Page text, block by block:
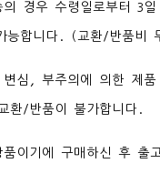
경우 수령일로부터 3일
능합니다. (교환/반품비
심, 부주의에 의한 제
환/반품이 불가합니다.
이기에 구매하신 후 출